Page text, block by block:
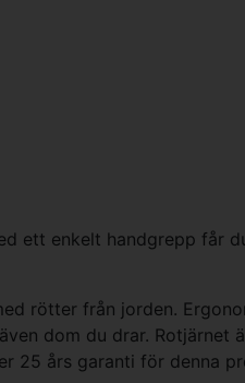
ett enkelt handgrepp får
rötter från jorden.
dom du drar.
25 års garanti för denna